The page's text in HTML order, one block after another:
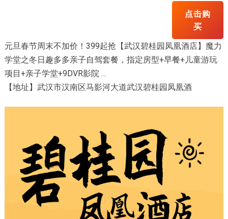
点击购
买
元旦春节周末不加价！399起抢【武汉碧桂园凤凰酒店】魔力
学堂之冬日趣多多亲子自驾套餐，指定房型+早餐+儿童游玩
项目+亲子学堂+9DVR影院 …
【地址】武汉市汉南区马影河大道武汉碧桂园凤凰酒